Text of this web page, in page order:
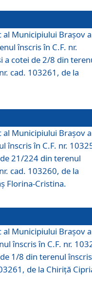
Municipiului Braşov a
înscris în C.F. nr.
a cotei de 2/8 din
cad. 103261, de la
Municipiului Braşov a
înscris în C.F. nr.
21/224 din terenul
cad. 103260, de la
Florina-Cristina.
Municipiului Braşov a
înscris în C.F. nr.
1/8 din terenul
de la Chiriță